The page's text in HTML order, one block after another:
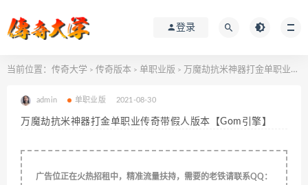
登录
当前位置： 传奇大学 > 传奇版本 > 单职业版 > 万魔劫抗米神器打金单职业传奇带假人版本【Gom引擎】
admin 单职业版 2021-08-30
万魔劫抗米神器打金单职业传奇带假人版本【Gom引擎】
广告位正在火热招租中，精准流量扶持，需要的老铁请联系QQ：